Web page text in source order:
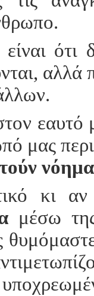
ότι
αλλά
εαυτό
μας
κι
μέσω